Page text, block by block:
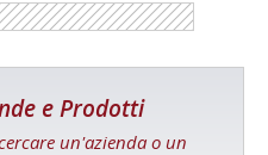
e Prodotti
un'azienda o un